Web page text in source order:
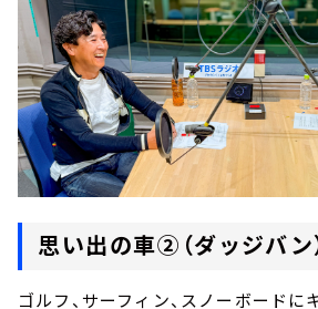
思い出の車②（ダッジバン
ゴルフ、サーフィン、スノーボードに